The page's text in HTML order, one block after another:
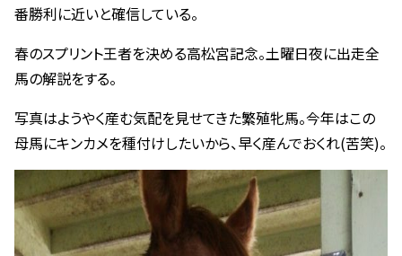
番勝利に近いと確信している。
春のスプリント王者を決める高松宮記念。土曜日夜に出走全
馬の解説をする。
写真はようやく産む気配を見せてきた繁殖牝馬。今年はこの
母馬にキンカメを種付けしたいから、早く産んでおくれ(苦笑)。